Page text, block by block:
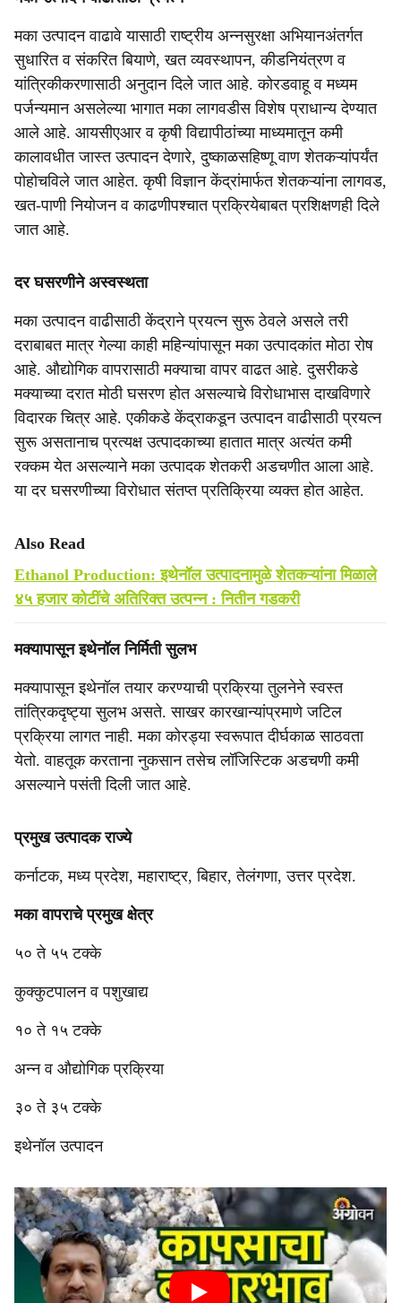
मका उत्पादन वाढावे यासाठी राष्ट्रीय अन्नसुरक्षा अभियानअंतर्गत
सुधारित व संकरित बियाणे, खत व्यवस्थापन, कीडनियंत्रण व
यांत्रिकीकरणासाठी अनुदान दिले जात आहे. कोरडवाहू व मध्यम
पर्जन्यमान असलेल्या भागात मका लागवडीस विशेष प्राधान्य देण्यात
आले आहे. आयसीएआर व कृषी विद्यापीठांच्या माध्यमातून कमी
कालावधीत जास्त उत्पादन देणारे, दुष्काळसहिष्णू वाण शेतकऱ्यांपर्यंत
पोहोचविले जात आहेत. कृषी विज्ञान केंद्रांमार्फत शेतकऱ्यांना लागवड,
खत-पाणी नियोजन व काढणीपश्चात प्रक्रियेबाबत प्रशिक्षणही दिले
जात आहे.
दर घसरणीने अस्वस्थता
मका उत्पादन वाढीसाठी केंद्राने प्रयत्न सुरू ठेवले असले तरी
दराबाबत मात्र गेल्या काही महिन्यांपासून मका उत्पादकांत मोठा रोष
आहे. औद्योगिक वापरासाठी मक्याचा वापर वाढत आहे. दुसरीकडे
मक्याच्या दरात मोठी घसरण होत असल्याचे विरोधाभास दाखविणारे
विदारक चित्र आहे. एकीकडे केंद्राकडून उत्पादन वाढीसाठी प्रयत्न
सुरू असतानाच प्रत्यक्ष उत्पादकाच्या हातात मात्र अत्यंत कमी
रक्कम येत असल्याने मका उत्पादक शेतकरी अडचणीत आला आहे.
या दर घसरणीच्या विरोधात संतप्त प्रतिक्रिया व्यक्त होत आहेत.
Also Read
Ethanol Production: इथेनॉल उत्पादनामुळे शेतकऱ्यांना मिळाले
४५ हजार कोटींचे अतिरिक्त उत्पन्न : नितीन गडकरी
मक्यापासून इथेनॉल निर्मिती सुलभ
मक्यापासून इथेनॉल तयार करण्याची प्रक्रिया तुलनेने स्वस्त
तांत्रिकदृष्ट्या सुलभ असते. साखर कारखान्यांप्रमाणे जटिल
प्रक्रिया लागत नाही. मका कोरड्या स्वरूपात दीर्घकाळ साठवता
येतो. वाहतूक करताना नुकसान तसेच लॉजिस्टिक अडचणी कमी
असल्याने पसंती दिली जात आहे.
प्रमुख उत्पादक राज्ये
कर्नाटक, मध्य प्रदेश, महाराष्ट्र, बिहार, तेलंगणा, उत्तर प्रदेश.
मका वापराचे प्रमुख क्षेत्र
५० ते ५५ टक्के
कुक्कुटपालन व पशुखाद्य
१० ते १५ टक्के
अन्न व औद्योगिक प्रक्रिया
३० ते ३५ टक्के
इथेनॉल उत्पादन